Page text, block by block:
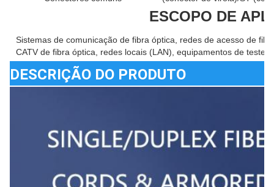
ESCOPO DE
Sistemas de comunicação de fibra óptica, redes de acesso de
CATV de fibra óptica, redes locais (LAN), equipamentos de teste
DESCRIÇÃO DO PRODUTO